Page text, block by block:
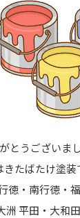
とうございま
たばたけ塗装
徳・南行徳・
平田・大和